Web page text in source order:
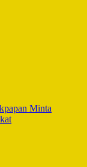
Minta